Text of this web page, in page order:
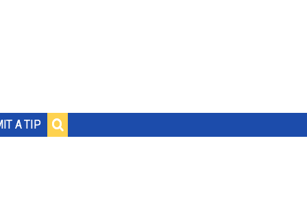
A TIP